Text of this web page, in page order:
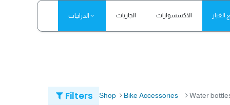
الدراجات الجاريات الاكسسوارات
Filters Shop Bike Accessories Water